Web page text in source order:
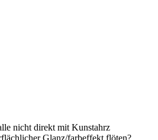
nicht direkt mit Kunstahrz
Glanz/farbeffekt flöten?